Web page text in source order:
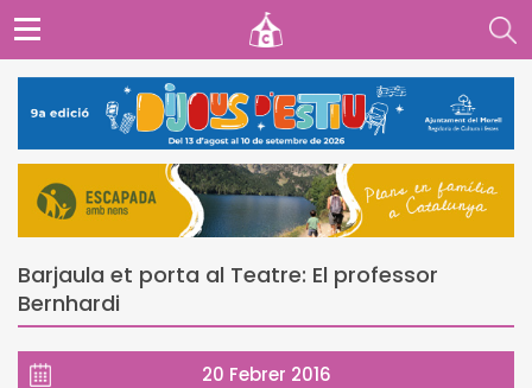
Barjaula et porta al Teatre: El professor
Bernhardi
20 Febrer 2016